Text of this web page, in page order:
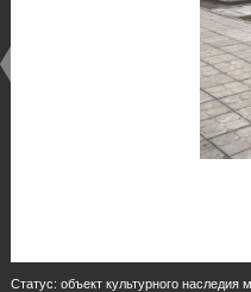
Статус: объект культурного наследия